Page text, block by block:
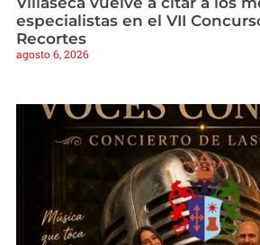
especialistas en el VII
Recortes
agosto 6, 2026